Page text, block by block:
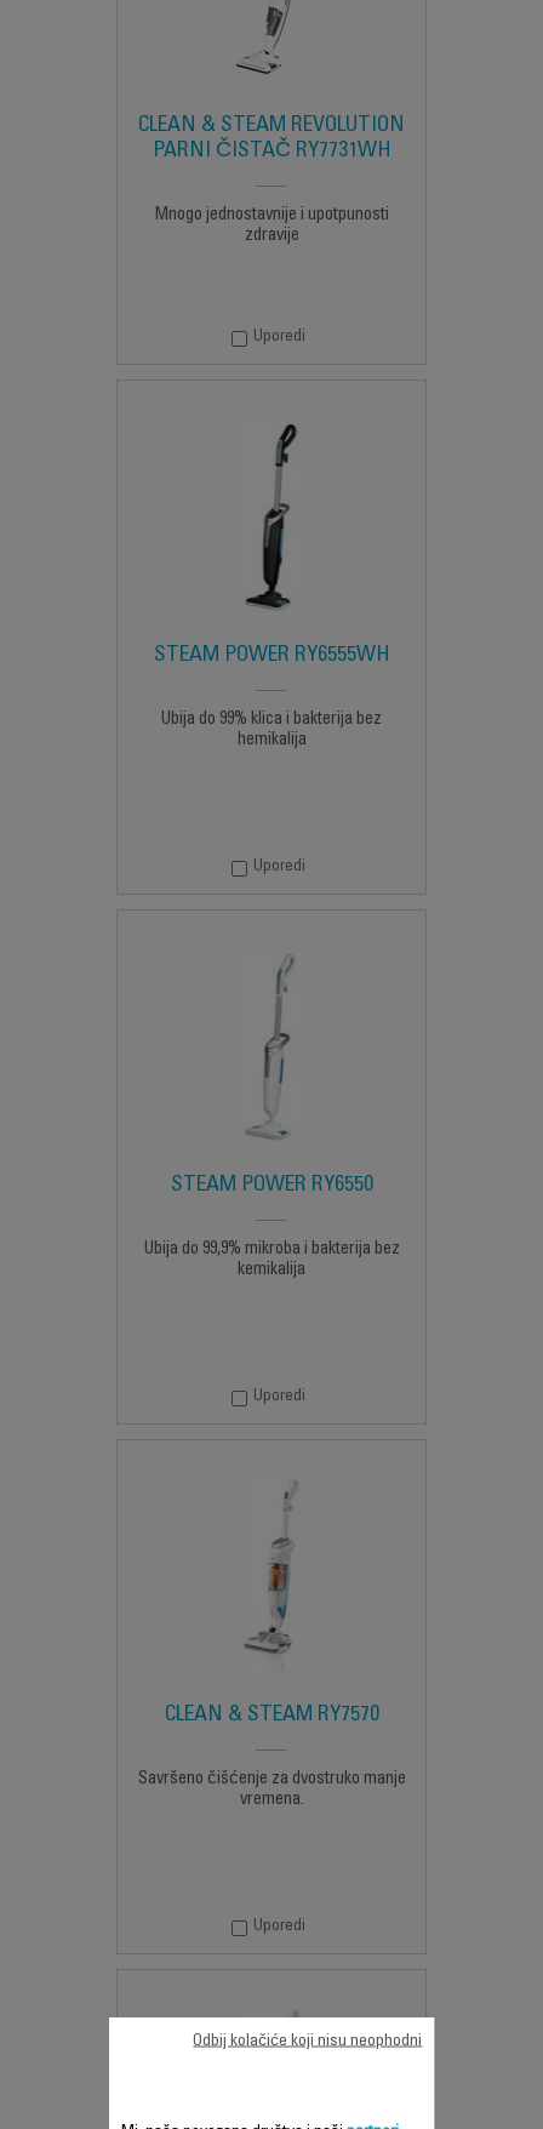
CLEAN & STEAM REVOLUTION
PARNI ČISTAČ RY7731WH
Mnogo jednostavnije i upotpunosti
zdravije
Uporedi
STEAM POWER RY6555WH
Ubija do 99% klica i bakterija bez
hemikalija
Uporedi
STEAM POWER RY6550
Ubija do 99,9% mikroba i bakterija bez
kemikalija
Uporedi
CLEAN & STEAM RY7570
Savršeno čišćenje za dvostruko manje
vremena.
Uporedi
Odbij kolačiće koji nisu neophodni